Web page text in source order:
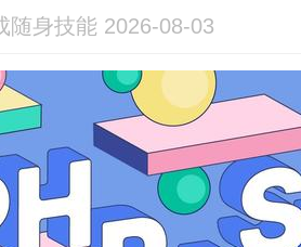
随身技能 2026-08-03